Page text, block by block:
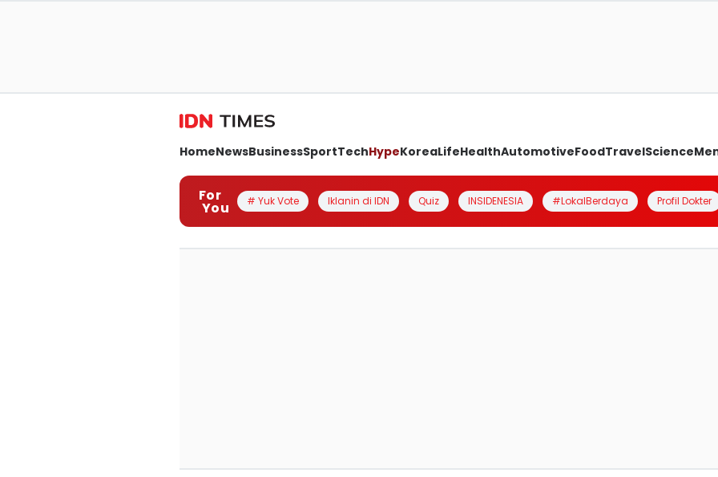
HomeNewsBusinessSportTechHypeKoreaLifeHealthAutomotiveFoodTravelScience
For
You # Yuk Vote Iklanin di IDN Quiz INSIDENESIA #LokalBerdaya Profil Dokter